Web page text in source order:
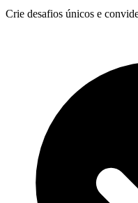
Crie desafios únicos e